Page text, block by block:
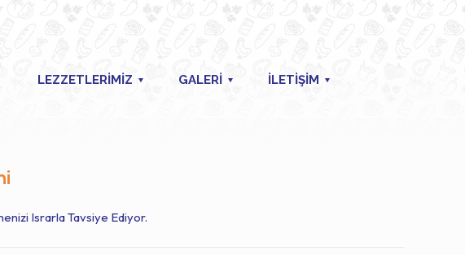
LEZZETLERİMİZ GALERİ İLETİŞİM
Israrla Tavsiye Ediyor.